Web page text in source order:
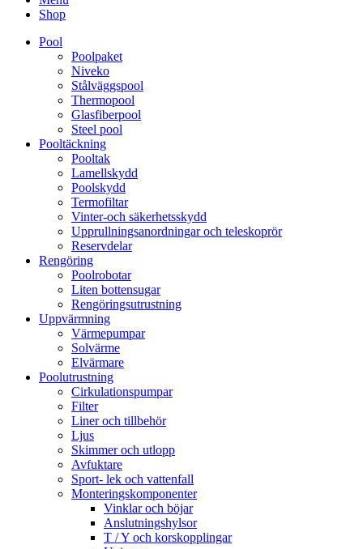
Shop
Pool
Poolpaket
Niveko
Stålväggspool
Thermopool
Glasfiberpool
Steel pool
Pooltäckning
Pooltak
Lamellskydd
Poolskydd
Termofiltar
Vinter-och säkerhetsskydd
Upprullningsanordningar och teleskoprör
Reservdelar
Rengöring
Poolrobotar
Liten bottensugar
Rengöringsutrustning
Uppvärmning
Värmepumpar
Solvärme
Elvärmare
Poolutrustning
Cirkulationspumpar
Filter
Liner och tillbehör
Ljus
Skimmer och utlopp
Avfuktare
Sport- lek och vattenfall
Monteringskomponenter
Vinklar och böjar
Anslutningshylsor
T / Y och korskopplingar